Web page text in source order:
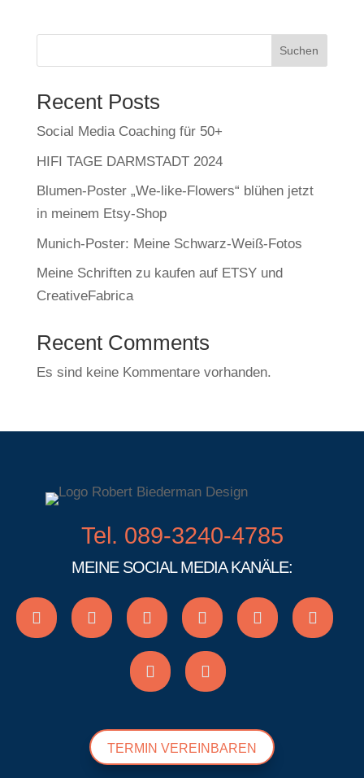
Suchen
Recent Posts
Social Media Coaching für 50+
HIFI TAGE DARMSTADT 2024
Blumen-Poster „We-like-Flowers“ blühen jetzt
in meinem Etsy-Shop
Munich-Poster: Meine Schwarz-Weiß-Fotos
Meine Schriften zu kaufen auf ETSY und
CreativeFabrica
Recent Comments
Es sind keine Kommentare vorhanden.
Tel. 089-3240-4785
MEINE SOCIAL MEDIA KANÄLE:
TERMIN VEREINBAREN